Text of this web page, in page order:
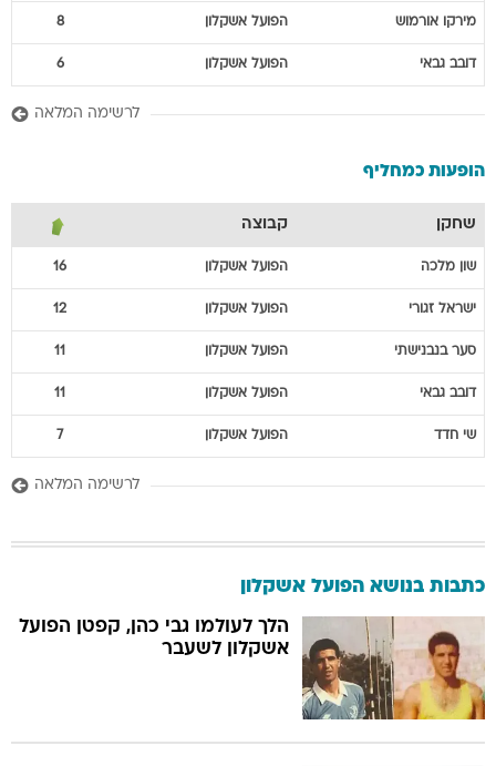
מירקו אורמוש הפועל אשקלון 8
דובב גבאי הפועל אשקלון 6
לרשימה המלאה
הופעות כמחליף
שחקן קבוצה
שון מלכה הפועל אשקלון 16
ישראל זגורי הפועל אשקלון 12
סער בנבנישתי הפועל אשקלון 11
דובב גבאי הפועל אשקלון 11
שי חדד הפועל אשקלון 7
לרשימה המלאה
כתבות בנושא הפועל אשקלון
הלך לעולמו גבי כהן, קפטן הפועל
אשקלון לשעבר